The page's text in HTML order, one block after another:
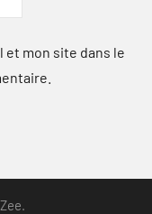
et mon site dans le